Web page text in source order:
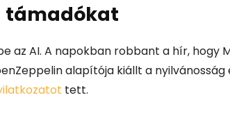
támadókat
az AI. A napokban robbant a hír, hogy
alapítója kiállt a nyilvánosság
tett.